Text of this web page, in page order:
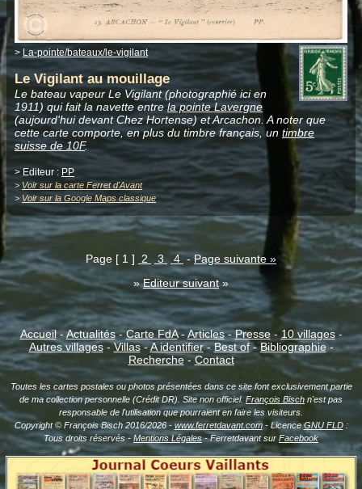
> La-pointe/bateaux/le-vigilant
Le Vigilant au mouillage
Le bateau vapeur Le Vigilant (photographié ici en
1911) qui fait la navette entre la pointe Lavergne
(aujourd'hui devant Chez Hortense) et Arcachon. A noter que
cette carte comporte, en plus du timbre français, un timbre
suisse de 10F.
> Editeur : PP
> Voir sur la carte Ferret d'Avant
> Voir sur la Google Maps classique
Page [ 1 ] 2 3 4-Page suivante »
»Editeur suivant »
Accueil-Actualités-Carte FdA-Articles-Presse- 10 villages-
Autres villages-Villas-A identifier-Best of-Bibliographie-
Recherche-Contact
Toutes les cartes postales ou photos présentées dans ce site font exclusivement partie
de ma collection personnelle (Crédit DR). Site non officiel. François Bisch n'est pas
responsable de l'utilisation que pourraient en faire les visiteurs.
Copyright © François Bisch 2016/2026 - www.ferretdavant.com- LicenceGNU FLD:
Tous droits réservés - Mentions Légales- Ferretdavant sur Facebook